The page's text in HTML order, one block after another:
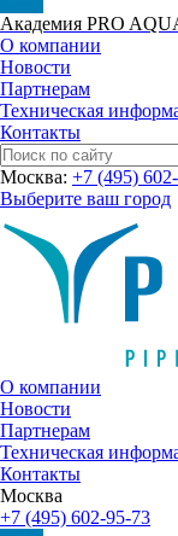
Академия PRO
О компании
Новости
Партнерам
Техническая
Контакты
Москва: +7 (495)
Выберите ваш город
О компании
Новости
Партнерам
Техническая
Контакты
Москва
+7 (495) 602-95-73